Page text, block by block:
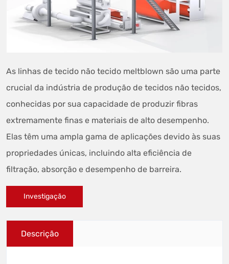
As linhas de tecido não tecido meltblown são uma parte
crucial da indústria de produção de tecidos não tecidos,
conhecidas por sua capacidade de produzir fibras
extremamente finas e materiais de alto desempenho.
Elas têm uma ampla gama de aplicações devido às suas
propriedades únicas, incluindo alta eficiência de
filtração, absorção e desempenho de barreira.
Investigação
Descrição